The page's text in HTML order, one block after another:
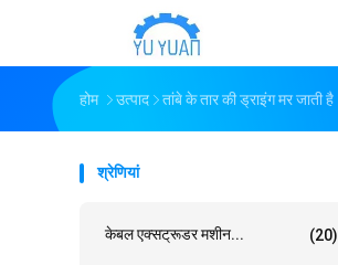
होम उत्पाद तांबे के तार की ड्राइंग मर जाती है
श्रेणियां
केबल एक्सट्रूडर मशीन... (20)